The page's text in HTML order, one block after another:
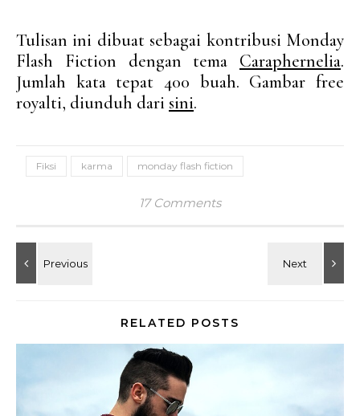
Tulisan ini dibuat sebagai kontribusi Monday
Flash Fiction dengan tema Caraphernelia.
Jumlah kata tepat 400 buah. Gambar free
royalti, diunduh dari sini.
Fiksi karma monday flash fiction
17 Comments
RELATED POSTS